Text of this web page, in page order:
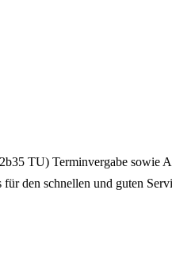
TU) Terminvergabe sowie
den schnellen und guten